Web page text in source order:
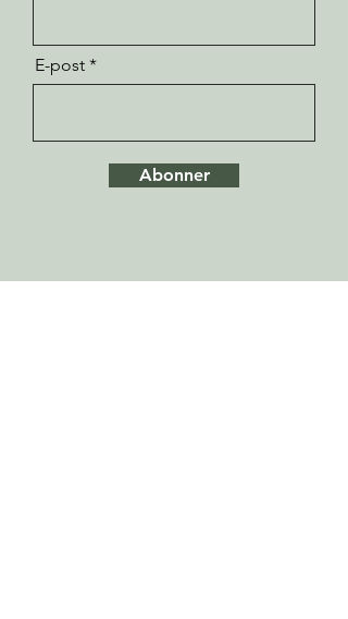
E-post
Abonner